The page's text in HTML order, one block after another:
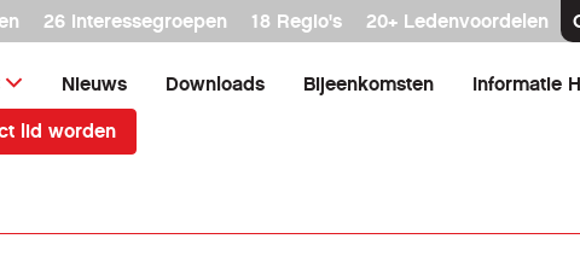
26 interessegroepen 18 Regio's 20+ Ledenvoordelen
Nieuws Downloads Bijeenkomsten Informatie
lid worden